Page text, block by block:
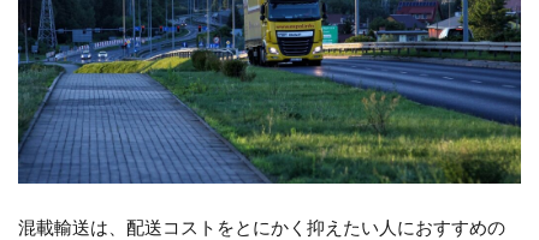
混載輸送は、配送コストをとにかく抑えたい人におすすめの